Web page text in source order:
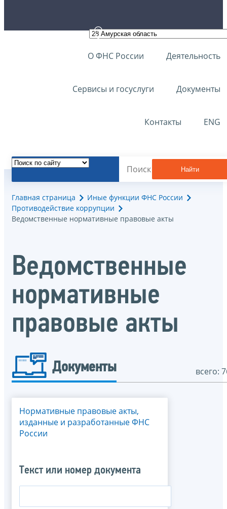
О ФНС России Деятельность
Сервисы и госуслуги Документы
Контакты ENG
Найти
Главная страница
Иные функции ФНС России
Противодействие коррупции
Ведомственные нормативные правовые акты
Ведомственные
нормативные
правовые акты
Документы всего:
Нормативные правовые акты,
изданные и разработанные ФНС
России
Текст или номер документа